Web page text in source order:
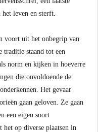
leven en sterft.
voort uit het onbegrip van
traditie staand tot een
norm en kijken in hoeverre
die onvoldoende de
Het gevaar
gaan geloven. Ze gaan
een eigen soort
het op diverse plaatsen in